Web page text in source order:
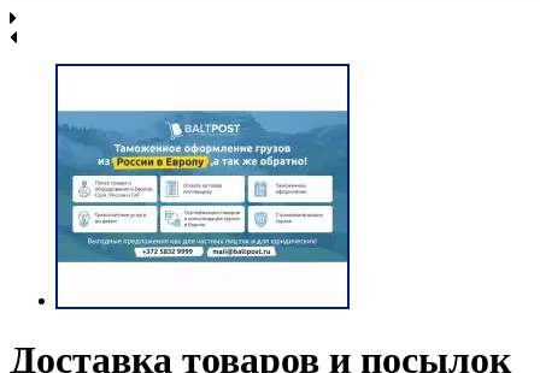
Доставка товаров и посылок